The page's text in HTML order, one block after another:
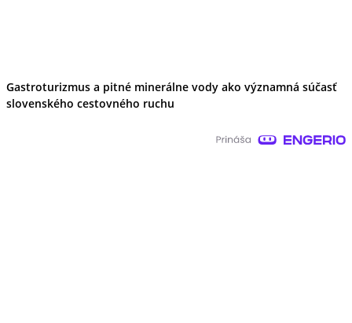
Gastroturizmus a pitné minerálne vody ako významná súčasť
slovenského cestovného ruchu